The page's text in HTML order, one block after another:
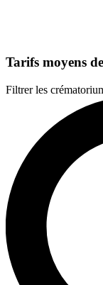
Tarifs moyens
Filtrer les